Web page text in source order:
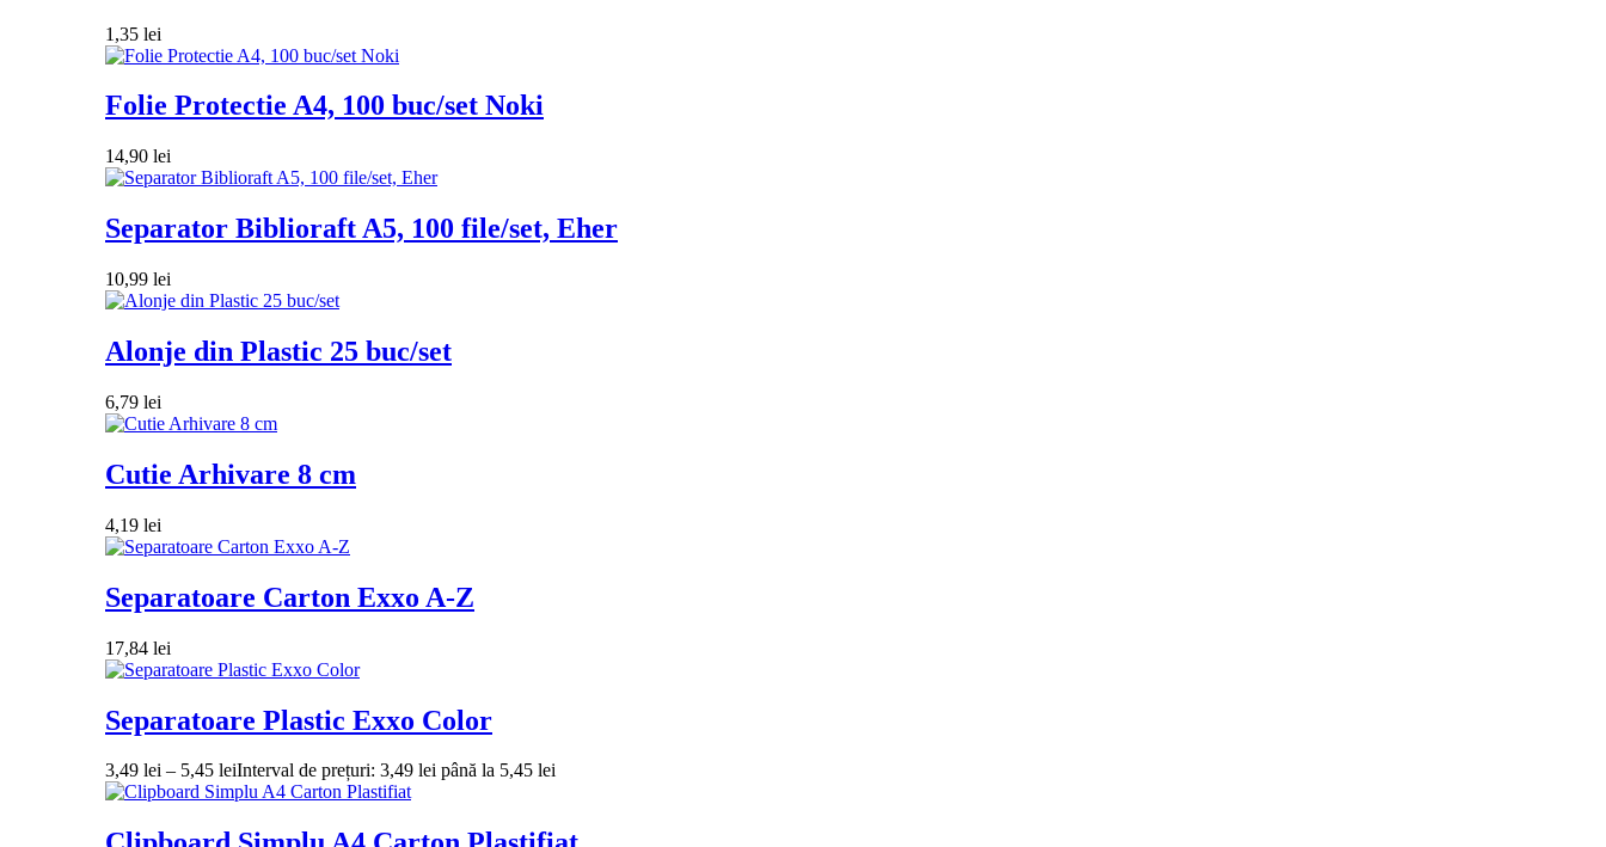
1,35 lei
Folie Protectie A4, 100 buc/set Noki
14,90 lei
Separator Biblioraft A5, 100 file/set, Eher
10,99 lei
Alonje din Plastic 25 buc/set
6,79 lei
Cutie Arhivare 8 cm
4,19 lei
Separatoare Carton Exxo A-Z
17,84 lei
Separatoare Plastic Exxo Color
3,49 lei – 5,45 leiInterval de prețuri: 3,49 lei până la 5,45 lei